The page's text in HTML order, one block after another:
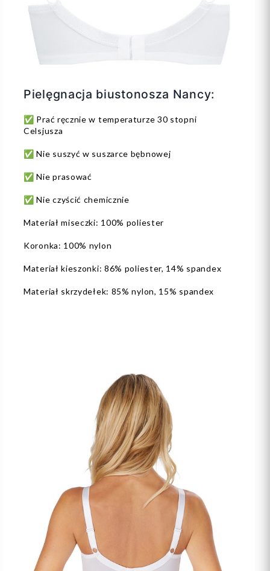
Pielęgnacja biustonosza Nancy:
✅ Prać ręcznie w temperaturze 30 stopni
Celsjusza
✅ Nie suszyć w suszarce bębnowej
✅ Nie prasować
✅ Nie czyścić chemicznie
Materiał miseczki: 100% poliester
Koronka: 100% nylon
Materiał kieszonki: 86% poliester, 14% spandex
Materiał skrzydełek: 85% nylon, 15% spandex